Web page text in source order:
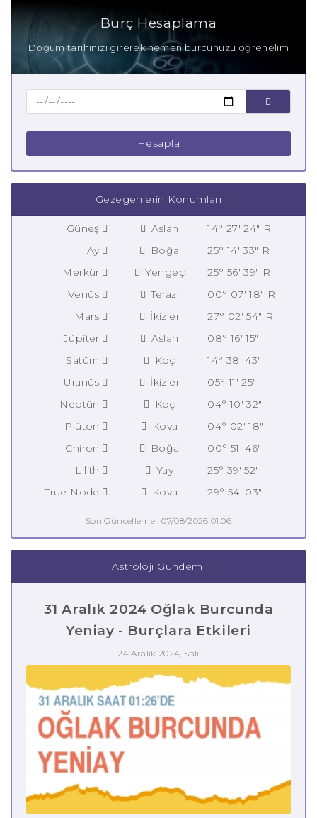
Burç Hesaplama
Doğum tarihinizi girerek hemen burcunuzu öğrenelim
Hesapla
Gezegenlerin Konumları
Güneş Aslan
14° 27' 24" R
Ay
Boğa
25° 14' 33" R
Merkür
Yengeç
25° 56' 39" R
Venüs
Terazi
00° 07' 18" R
Mars
İkizler
27° 02' 54" R
Jüpiter
Aslan
08° 16' 15"
Satürn
Koç
14° 38' 43"
Uranüs
İkizler
05° 11' 25"
Neptün
Koç
04° 10' 32"
Plüton
Kova
04° 02' 18"
Chiron
Boğa
00° 51' 46"
Lilith
Yay
25° 39' 52"
True Node
Kova 29° 54' 03"
Son Güncelleme : 07/08/2026 01:06
Astroloji Gündemi
31 Aralık 2024 Oğlak Burcunda
Yeniay - Burçlara Etkileri
24 Aralık 2024, Salı